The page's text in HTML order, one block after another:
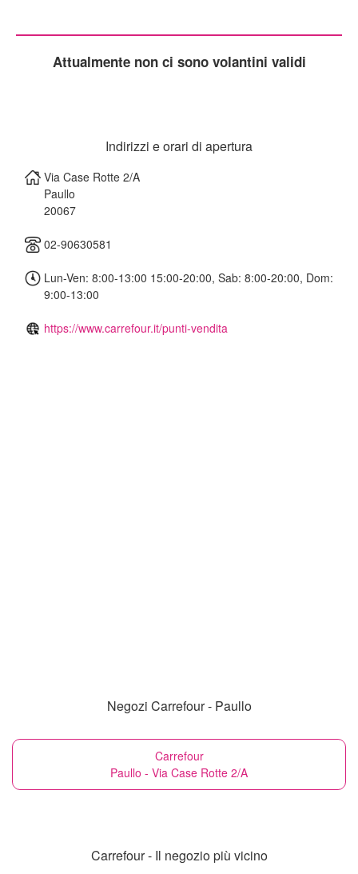
Attualmente non ci sono volantini validi
Indirizzi e orari di apertura
Via Case Rotte 2/A
Paullo
20067
02-90630581
Lun-Ven: 8:00-13:00 15:00-20:00, Sab: 8:00-20:00, Dom:
9:00-13:00
https://www.carrefour.it/punti-vendita
Negozi Carrefour - Paullo
Carrefour
Paullo - Via Case Rotte 2/A
Carrefour - Il negozio più vicino